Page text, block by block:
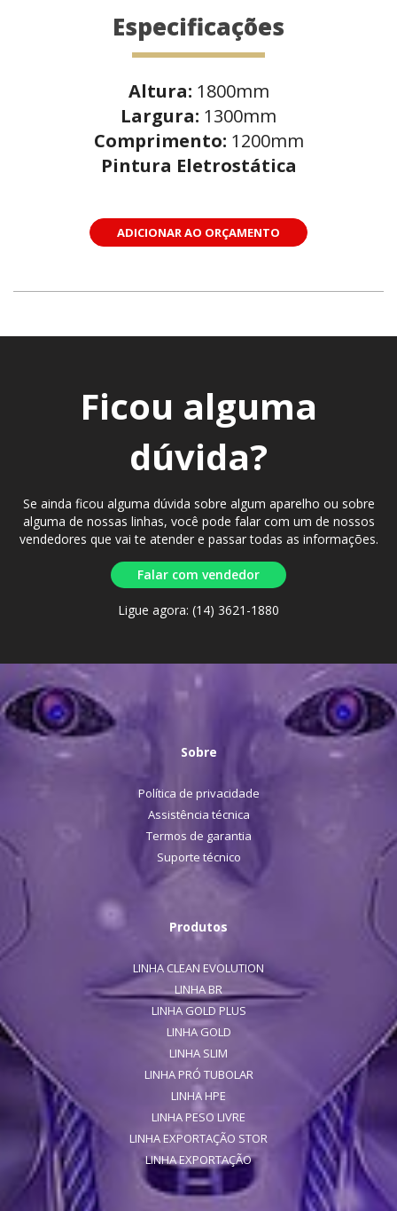
Especificações
Altura: 1800mm
Largura: 1300mm
Comprimento: 1200mm
Pintura Eletrostática
ADICIONAR AO ORÇAMENTO
Ficou alguma
dúvida?
Se ainda ficou alguma dúvida sobre algum aparelho ou sobre
alguma de nossas linhas, você pode falar com um de nossos
vendedores que vai te atender e passar todas as informações.
Falar com vendedor
Ligue agora: (14) 3621-1880
Sobre
Política de privacidade
Assistência técnica
Termos de garantia
Suporte técnico
Produtos
LINHA CLEAN EVOLUTION
LINHA BR
LINHA GOLD PLUS
LINHA GOLD
LINHA SLIM
LINHA PRÓ TUBOLAR
LINHA HPE
LINHA PESO LIVRE
LINHA EXPORTAÇÃO STOR
LINHA EXPORTAÇÃO